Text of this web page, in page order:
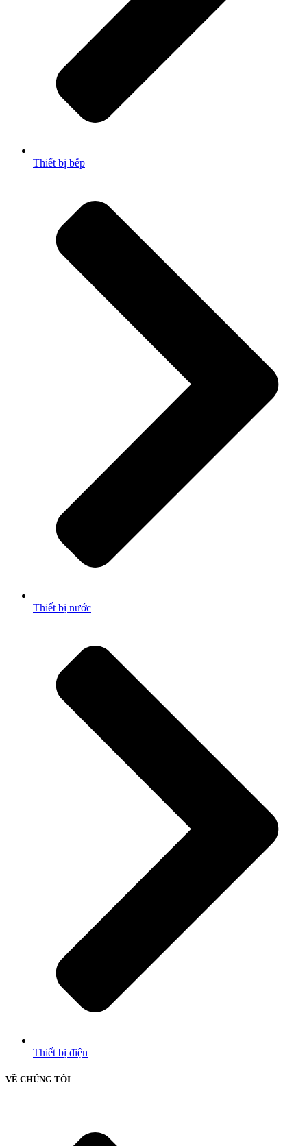
Thiết bị bếp
Thiết bị nước
Thiết bị điện
VỀ CHÚNG TÔI